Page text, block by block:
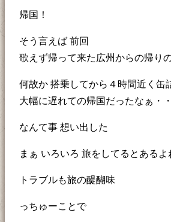
帰国！
そう言えば 前回
歌えず帰って来た広州からの帰り
何故か 搭乗してから４時間近く缶
大幅に遅れての帰国だったなぁ・
なんて事 想い出した
まぁ いろいろ 旅をしてるとあるよ
トラブルも旅の醍醐味
っちゅーことで